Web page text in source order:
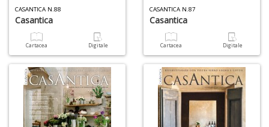
CASANTICA N.88
Casantica
Cartacea Digitale
CASANTICA N.87
Casantica
Cartacea Digitale